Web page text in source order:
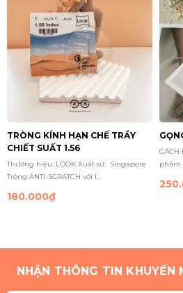
TRÒNG KÍNH HẠN CHẾ TRẦY
CHIẾT SUẤT 1.56
Thương hiệu: LOOK Xuất sứ: Singapore
Tròng ANTI-SCRATCH với l...
180.000₫
CÁCH
phẩm
NHẬN THÔNG TIN KHUYẾN